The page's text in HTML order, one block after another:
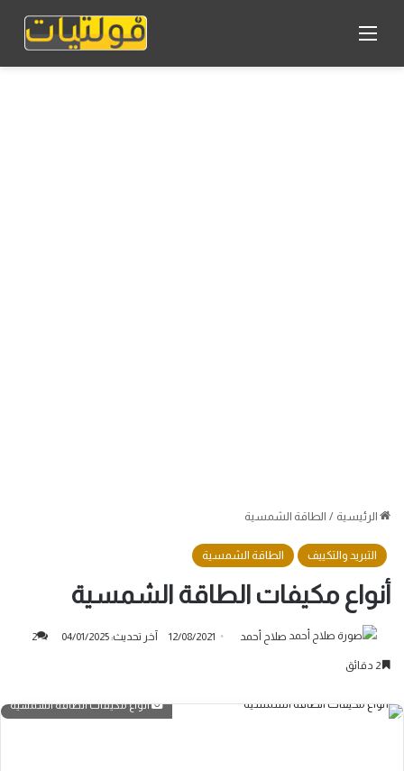
القائمة
الرئيسية / الطاقة الشمسية
التبريد والتكييف الطاقة الشمسية
أنواع مكيفات الطاقة الشمسية
صلاح أحمد 12/08/2021 آخر تحديث: 04/01/2025 2
أنواع مكيفات الطاقة الشمسية